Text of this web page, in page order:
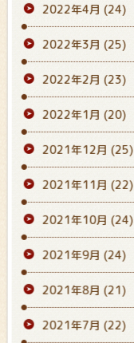
2022年4月 (24)
2022年3月 (25)
2022年2月 (23)
2022年1月 (20)
2021年12月 (25)
2021年11月 (22)
2021年10月 (24)
2021年9月 (24)
2021年8月 (21)
2021年7月 (22)